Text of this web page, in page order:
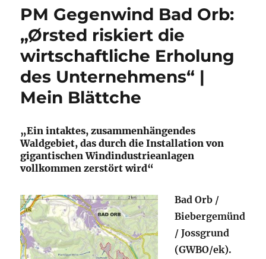
PM Gegenwind Bad Orb:
„Ørsted riskiert die
wirtschaftliche Erholung
des Unternehmens“ |
Mein Blättche
„Ein intaktes, zusammenhängendes
Waldgebiet, das durch die Installation von
gigantischen Windindustrieanlagen
vollkommen zerstört wird“
Bad Orb /
Biebergemünd
/ Jossgrund
(GWBO/ek).